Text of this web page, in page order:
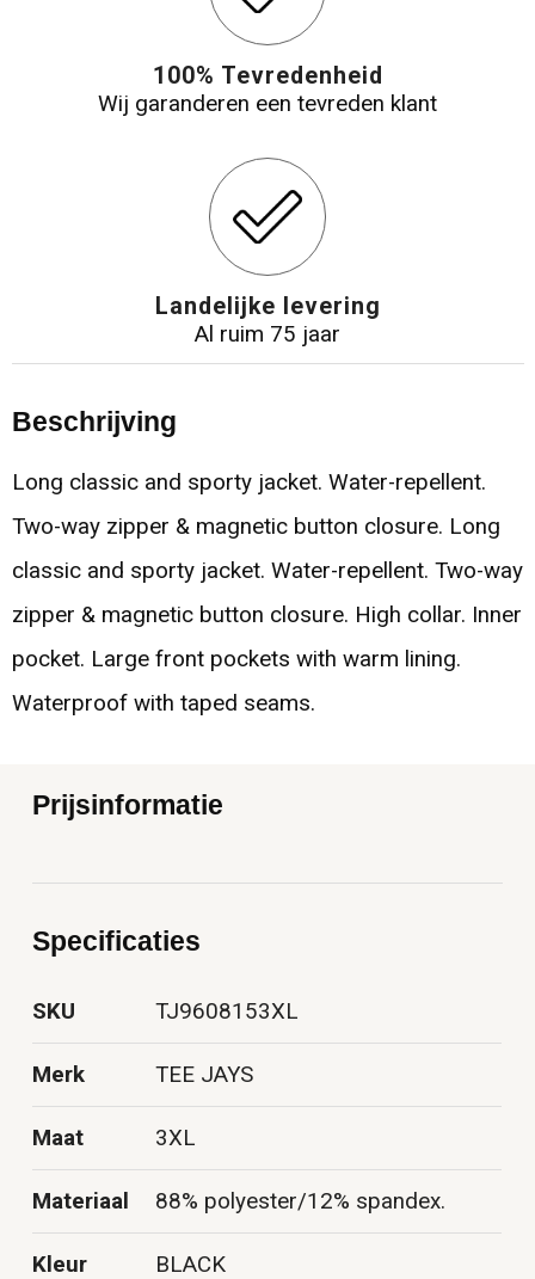
100% Tevredenheid
Wij garanderen een tevreden klant
Landelijke levering
Al ruim 75 jaar
Beschrijving
Long classic and sporty jacket. Water-repellent.
Two-way zipper & magnetic button closure. Long
classic and sporty jacket. Water-repellent. Two-way
zipper & magnetic button closure. High collar. Inner
pocket. Large front pockets with warm lining.
Waterproof with taped seams.
Prijsinformatie
Specificaties
SKU TJ9608153XL
Merk TEE JAYS
Maat 3XL
Materiaal 88% polyester/12% spandex.
Kleur BLACK